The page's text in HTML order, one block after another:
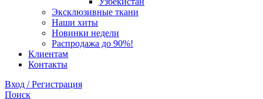
Эксклюзивные ткани
Наши хиты
Новинки недели
Распродажа до 90%!
Клиентам
Контакты
Вход / Регистрация
Поиск